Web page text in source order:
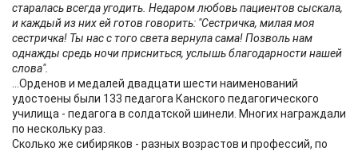
старалась всегда угодить. Недаром любовь пациентов сыскала,
и каждый из них ей готов говорить: "Сестричка, милая моя
сестричка! Ты нас с того света вернула сама! Позволь нам
однажды средь ночи присниться, услышь благодарности нашей
слова".
...Орденов и медалей двадцати шести наименований
удостоены были 133 педагога Канского педагогического
училища - педагога в солдатской шинели. Многих награждали
по нескольку раз.
Сколько же сибиряков - разных возрастов и профессий, по